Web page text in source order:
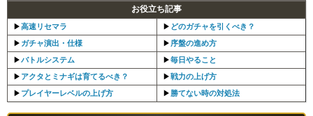
お役立ち記事
▶︎高速リセマラ ▶︎ どのガチャを引くべき？
▶︎ ガチャ演出・仕様 ▶︎ 序盤の進め方
▶︎バトルシステム ▶︎毎日やること
▶︎ アクタとミナギは育てるべき？ ▶︎戦力の上げ方
▶︎ プレイヤーレベルの上げ方 ▶︎ 勝てない時の対処法